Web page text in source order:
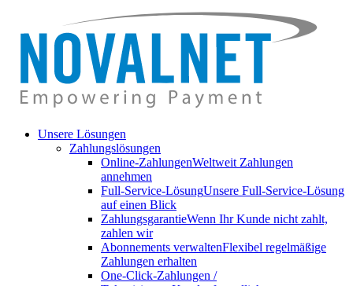
Unsere Lösungen
Zahlungslösungen
Online-ZahlungenWeltweit Zahlungen
annehmen
Full-Service-LösungUnsere Full-Service-Lösung
auf einen Blick
ZahlungsgarantieWenn Ihr Kunde nicht zahlt,
zahlen wir
Abonnements verwaltenFlexibel regelmäßige
Zahlungen erhalten
One-Click-Zahlungen /